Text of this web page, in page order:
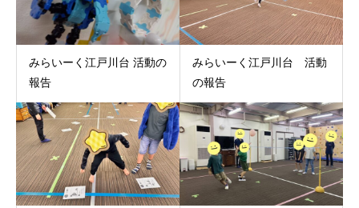
みらいーく江戸川台 活動の
報告
みらいーく江戸川台 活動
の報告